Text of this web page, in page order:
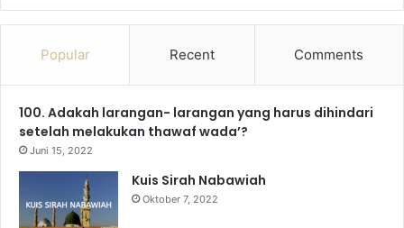
Popular Recent Comments
100. Adakah larangan- larangan yang harus dihindari
setelah melakukan thawaf wada’?
Juni 15, 2022
Kuis Sirah Nabawiah
Oktober 7, 2022